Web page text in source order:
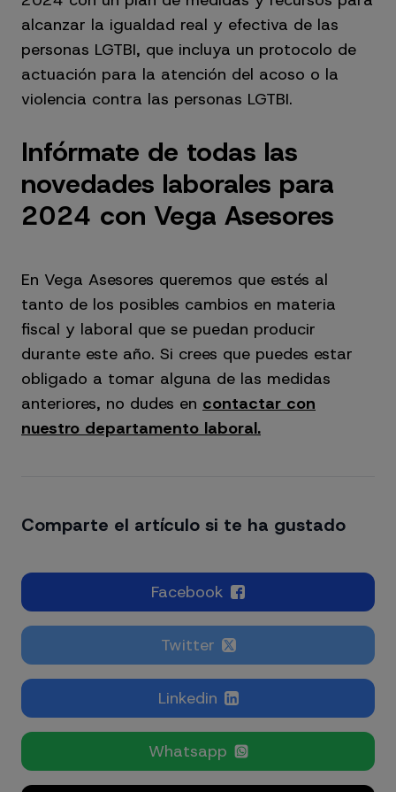
alcanzar la igualdad real y efectiva de las
personas LGTBI, que incluya un protocolo de
actuación para la atención del acoso o la
violencia contra las personas LGTBI.
Infórmate de todas las
novedades laborales para
2024 con Vega Asesores
En Vega Asesores queremos que estés al
tanto de los posibles cambios en materia
fiscal y laboral que se puedan producir
durante este año. Si crees que puedes estar
obligado a tomar alguna de las medidas
anteriores, no dudes en contactar con
nuestro departamento laboral.
Comparte el artículo si te ha gustado
Facebook
Twitter
Linkedin
Whatsapp